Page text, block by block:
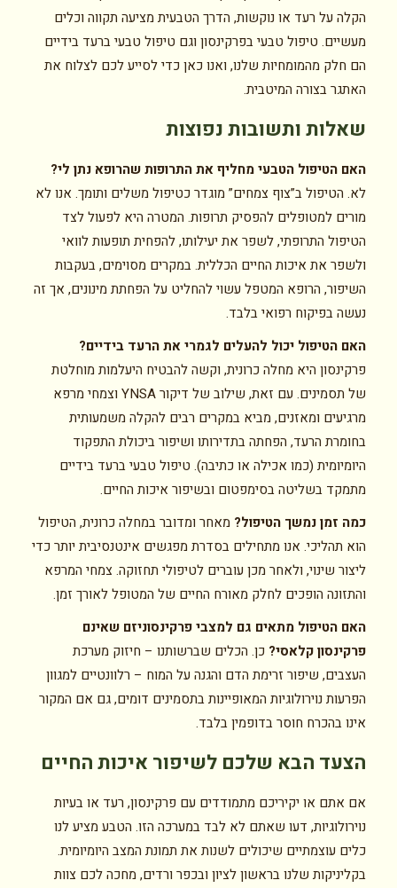
הקלה על רעד או נוקשות, הדרך הטבעית מציעה תקווה וכלים
מעשיים. טיפול טבעי בפרקינסון וגם טיפול טבעי ברעד בידיים
הם חלק מהמומחיות שלנו, ואנו כאן כדי לסייע לכם לצלוח את
האתגר בצורה המיטבית.
שאלות ותשובות נפוצות
האם הטיפול הטבעי מחליף את התרופות שהרופא נתן לי?
לא. הטיפול ב”צוף צמחים” מוגדר כטיפול משלים ותומך. אנו לא
מורים למטופלים להפסיק תרופות. המטרה היא לפעול לצד
הטיפול התרופתי, לשפר את יעילותו, להפחית תופעות לוואי
ולשפר את איכות החיים הכללית. במקרים מסוימים, בעקבות
השיפור, הרופא המטפל עשוי להחליט על הפחתת מינונים, אך זה
נעשה בפיקוח רפואי בלבד.
האם הטיפול יכול להעלים לגמרי את הרעד בידיים?
פרקינסון היא מחלה כרונית, וקשה להבטיח היעלמות מוחלטת
של תסמינים. עם זאת, שילוב של דיקור YNSA וצמחי מרפא
מרגיעים ומאזנים, מביא במקרים רבים להקלה משמעותית
בחומרת הרעד, הפחתה בתדירותו ושיפור ביכולת התפקוד
היומיומית (כמו אכילה או כתיבה). טיפול טבעי ברעד בידיים
מתמקד בשליטה בסימפטום ובשיפור איכות החיים.
כמה זמן נמשך הטיפול? מאחר ומדובר במחלה כרונית, הטיפול
הוא תהליכי. אנו מתחילים בסדרת מפגשים אינטנסיבית יותר כדי
ליצור שינוי, ולאחר מכן עוברים לטיפולי תחזוקה. צמחי המרפא
והתזונה הופכים לחלק מאורח החיים של המטופל לאורך זמן.
האם הטיפול מתאים גם למצבי פרקינסוניזם שאינם
פרקינסון קלאסי? כן. הכלים שברשותנו – חיזוק מערכת
העצבים, שיפור זרימת הדם והגנה על המוח – רלוונטיים למגוון
הפרעות נוירולוגיות המאופיינות בתסמינים דומים, גם אם המקור
אינו בהכרח חוסר בדופמין בלבד.
הצעד הבא שלכם לשיפור איכות החיים
אם אתם או יקיריכם מתמודדים עם פרקינסון, רעד או בעיות
נוירולוגיות, דעו שאתם לא לבד במערכה הזו. הטבע מציע לנו
כלים עוצמתיים שיכולים לשנות את תמונת המצב היומיומית.
בקליניקות שלנו בראשון לציון ובכפר ורדים, מחכה לכם צוות